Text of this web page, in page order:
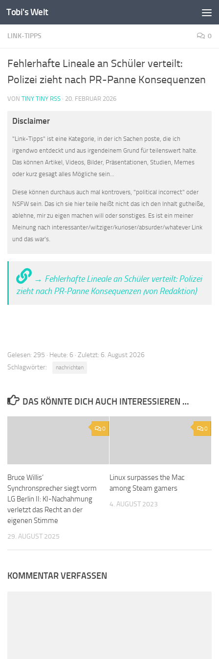
Zum Inhalt springen
Tobi's Welt
LINK-TIPPS 0
Fehlerhafte Lineale an Schüler verteilt:
Polizei zieht nach PR-Panne Konsequenzen
VON TINY TINY RSS · 20. FEBRUAR 2026
Disclaimer
"Link-Tipps" ist eine Kategorie, in der ich Sachen poste, die ich
irgendwo entdeckt und aus irgendeinem Grund für teilenswert halte.
Das können Artikel, Videos, Bilder, Präsentationen, Studien, Memes
oder kurz gesagt alles Mögliche sein...
Diese können durchaus auch mal kontrovers, "political incorrect" oder
NSFW sein. Das ich sie hier teile heißt nicht das ich den Inhalt gutheiße,
ablehne, mir zu eigen machen will oder sonstiges. Es ist ein meiner
Meinung nach interessanter/witziger/kurioser/absurder/whatever Link
und das war's.
→ Fehlerhafte Lineale an Schüler verteilt: Polizei
zieht nach PR-Panne Konsequenzen (von Redaktion)
Gelesen: 295 · Heute: 6 · Zuletzt: 6. August 2026
Schlagwörter:
nachrichten
DAS KÖNNTE DICH AUCH INTERESSIEREN …
0
Bruce Willis‘
Synchronsprecher siegt vorm
LG Berlin II: KI-Nachahmung
verletzt das Recht an der
eigenen Stimme
29. AUGUST 2025
0
Linux surpasses the Mac
among Steam gamers
4. AUGUST 2023
KOMMENTAR VERFASSEN